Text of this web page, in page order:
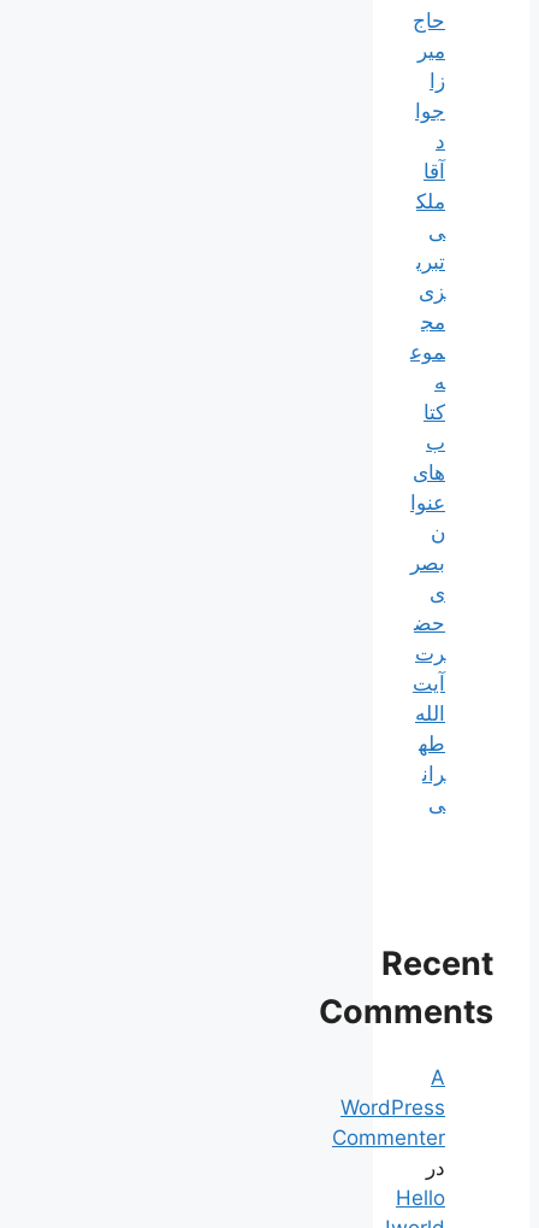
حاج
میر
زا
جوا
آقا
ملک
ی
تبری
زی
مج
موع
ه
کتا
ب
های
عنوا
ن
بصر
ی
حض
رت
آیت
الله
طه
ران
ی
Recent
Comments
A
WordPress
Commenter
در
Hello